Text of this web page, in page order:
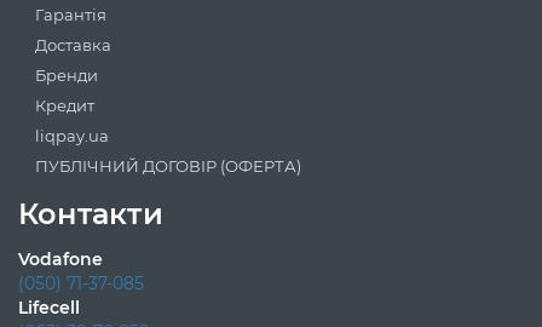
Гарантія
Доставка
Бренди
Кредит
liqpay.ua
ПУБЛІЧНИЙ ДОГОВІР (ОФЕРТА)
Контакти
Vodafone
(050) 71-37-085
Lifecell